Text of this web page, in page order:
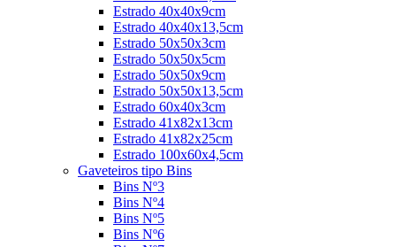
Estrado 40x40x9cm
Estrado 40x40x13,5cm
Estrado 50x50x3cm
Estrado 50x50x5cm
Estrado 50x50x9cm
Estrado 50x50x13,5cm
Estrado 60x40x3cm
Estrado 41x82x13cm
Estrado 41x82x25cm
Estrado 100x60x4,5cm
Gaveteiros tipo Bins
Bins Nº3
Bins Nº4
Bins Nº5
Bins Nº6